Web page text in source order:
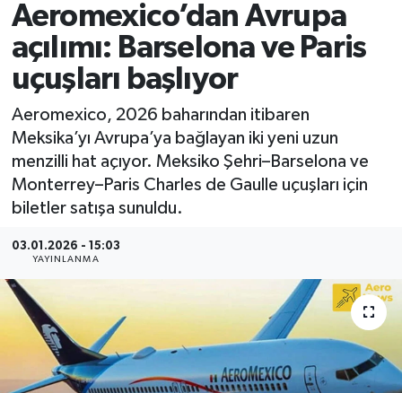
Aeromexico’dan Avrupa
açılımı: Barselona ve Paris
uçuşları başlıyor
Aeromexico, 2026 baharından itibaren
Meksika’yı Avrupa’ya bağlayan iki yeni uzun
menzilli hat açıyor. Meksiko Şehri–Barselona ve
Monterrey–Paris Charles de Gaulle uçuşları için
biletler satışa sunuldu.
03.01.2026 - 15:03
YAYINLANMA